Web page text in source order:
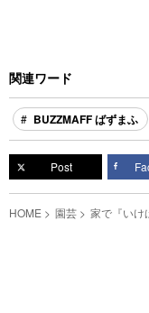
関連ワード
BUZZMAFF ばずまふ
Post
HOME 園芸 家で『いけ
めちゃ参考